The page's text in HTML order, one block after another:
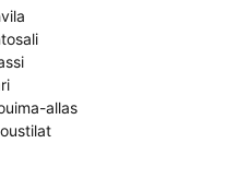
allas